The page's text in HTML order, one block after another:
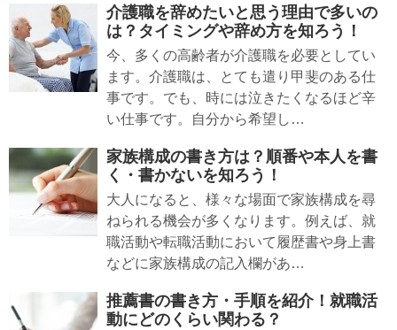
介護職を辞めたいと思う理由で多いの
は？タイミングや辞め方を知ろう！
今、多くの高齢者が介護職を必要としてい
ます。介護職は、とても遣り甲斐のある仕
事です。でも、時には泣きたくなるほど辛
い仕事です。自分から希望し…
家族構成の書き方は？順番や本人を書
く・書かないを知ろう！
大人になると、様々な場面で家族構成を尋
ねられる機会が多くなります。例えば、就
職活動や転職活動において履歴書や身上書
などに家族構成の記入欄があ…
推薦書の書き方・手順を紹介！就職活
動にどのくらい関わる？